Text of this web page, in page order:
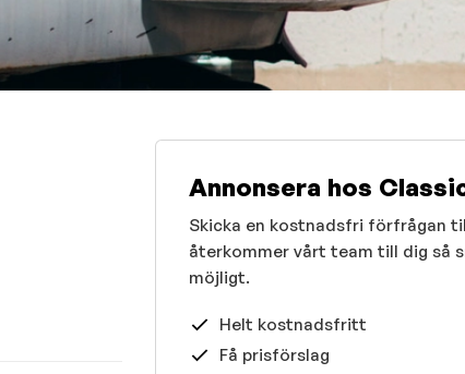
Annonsera hos
Skicka en kostnadsfri förfrågan
återkommer vårt team till dig så
möjligt.
Helt kostnadsfritt
Få prisförslag